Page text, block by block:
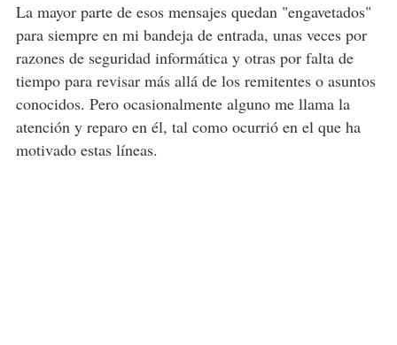
La mayor parte de esos mensajes quedan "engavetados"
para siempre en mi bandeja de entrada, unas veces por
razones de seguridad informática y otras por falta de
tiempo para revisar más allá de los remitentes o asuntos
conocidos. Pero ocasionalmente alguno me llama la
atención y reparo en él, tal como ocurrió en el que ha
motivado estas líneas.